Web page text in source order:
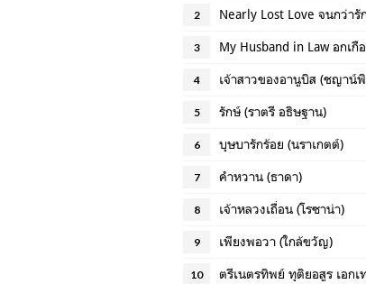
2 Nearly Lost Love จนกว่า
3 My Husband in Law อกเ
4 เจ้าสาวของอานูบิส (ชญาน์
5 รักษ์ (ราตรี อธิษฐาน)
6 บุษบารักร้อย (นราเกตต์)
7 คำหวาน (ธาดา)
8 เจ้าหลวงเถื่อน (โรซาน่า)
9 เพียงพอวา (ใกล้ขวัญ)
10 ตรีเนตรทิพย์ ทุติยอสูร เอก